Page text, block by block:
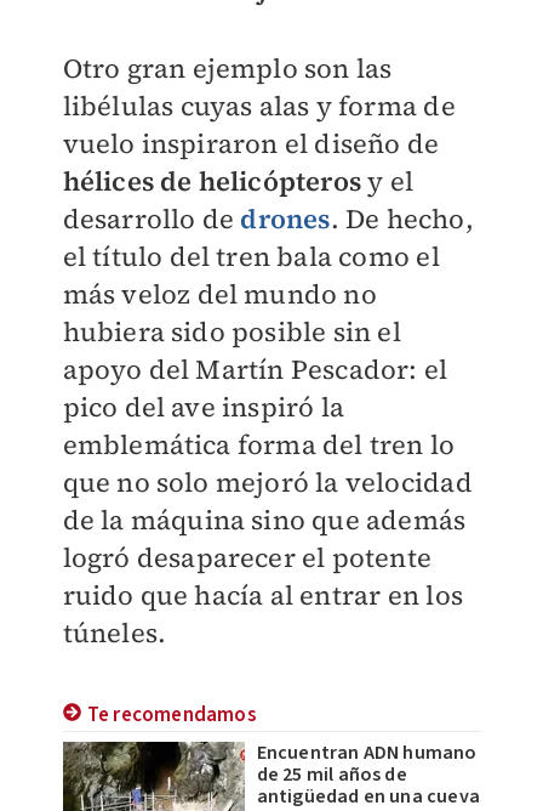
Otro gran ejemplo son las
libélulas cuyas alas y forma de
vuelo inspiraron el diseño de
hélices de helicópterosy el
desarrollo de drones. De hecho,
el título del tren bala como el
más veloz del mundo no
hubiera sido posible sin el
apoyo del Martín Pescador: el
pico del ave inspiró la
emblemática forma del tren lo
que no solo mejoró la velocidad
de la máquina sino que además
logró desaparecer el potente
ruido que hacía al entrar en los
túneles.
Te recomendamos
Encuentran ADN humano
de 25 mil años de
antigüedad en una cueva